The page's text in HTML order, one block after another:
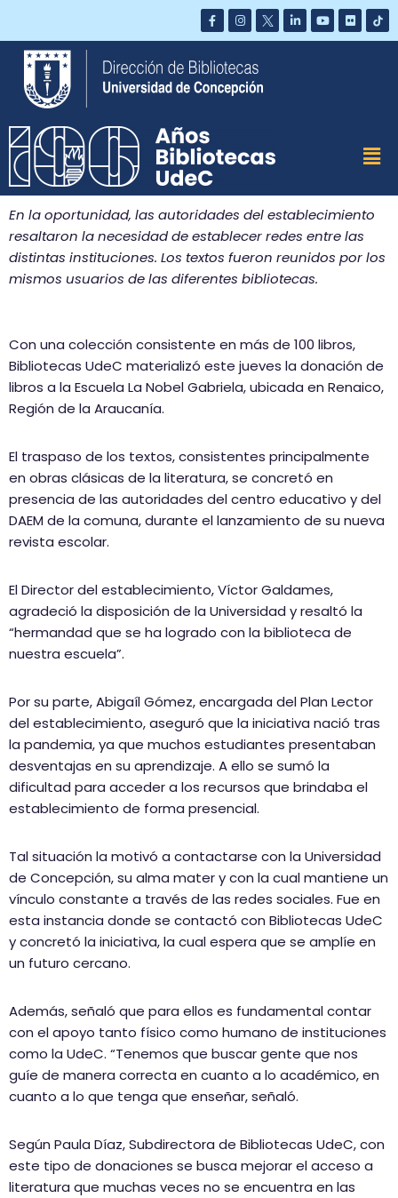
Saltar
contenido
En la oportunidad, las autoridades del establecimiento
resaltaron la necesidad de establecer redes entre las
distintas instituciones. Los textos fueron reunidos por los
mismos usuarios de las diferentes bibliotecas.
Con una colección consistente en más de 100 libros,
Bibliotecas UdeC materializó este jueves la donación de
libros a la Escuela La Nobel Gabriela, ubicada en Renaico,
Región de la Araucanía.
El traspaso de los textos, consistentes principalmente
en obras clásicas de la literatura, se concretó en
presencia de las autoridades del centro educativo y del
DAEM de la comuna, durante el lanzamiento de su nueva
revista escolar.
El Director del establecimiento, Víctor Galdames,
agradeció la disposición de la Universidad y resaltó la
“hermandad que se ha logrado con la biblioteca de
nuestra escuela”.
Por su parte, Abigaíl Gómez, encargada del Plan Lector
del establecimiento, aseguró que la iniciativa nació tras
la pandemia, ya que muchos estudiantes presentaban
desventajas en su aprendizaje. A ello se sumó la
dificultad para acceder a los recursos que brindaba el
establecimiento de forma presencial.
Tal situación la motivó a contactarse con la Universidad
de Concepción, su alma mater y con la cual mantiene un
vínculo constante a través de las redes sociales. Fue en
esta instancia donde se contactó con Bibliotecas UdeC
y concretó la iniciativa, la cual espera que se amplíe en
un futuro cercano.
Además, señaló que para ellos es fundamental contar
con el apoyo tanto físico como humano de instituciones
como la UdeC. “Tenemos que buscar gente que nos
guíe de manera correcta en cuanto a lo académico, en
cuanto a lo que tenga que enseñar, señaló.
Según Paula Díaz, Subdirectora de Bibliotecas UdeC, con
este tipo de donaciones se busca mejorar el acceso a
literatura que muchas veces no se encuentra en las